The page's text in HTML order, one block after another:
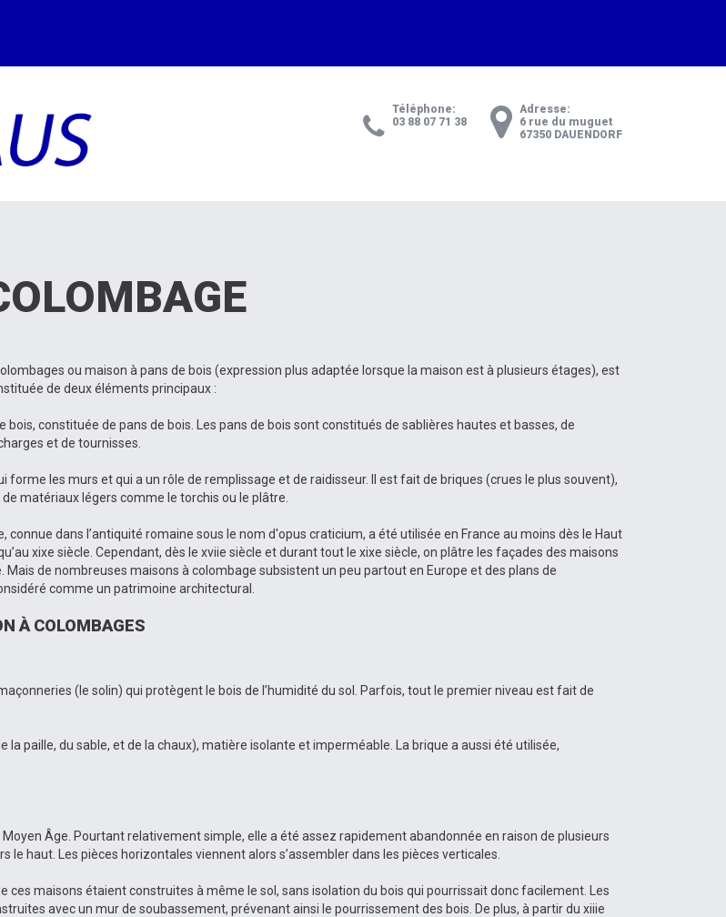
Téléphone:
03 88 07 71 38
Adresse:
6 rue du muguet
67350 DAUENDORF
ou maison à pans de bois (expression plus adaptée lorsque la maison est à plusieurs étages), est
de deux éléments principaux :
bois, constituée de pans de bois. Les pans de bois sont constitués de sablières hautes et basses, de
et de tournisses.
forme les murs et qui a un rôle de remplissage et de raidisseur. Il est fait de briques (crues le plus souvent),
matériaux légers comme le torchis ou le plâtre.
connue dans l’antiquité romaine sous le nom d'opus craticium, a été utilisée en France au moins dès le Haut
xixe siècle. Cependant, dès le xviie siècle et durant tout le xixe siècle, on plâtre les façades des maisons
de nombreuses maisons à colombage subsistent un peu partout en Europe et des plans de
comme un patrimoine architectural.
À COLOMBAGES
(le solin) qui protègent le bois de l’humidité du sol. Parfois, tout le premier niveau est fait de
paille, du sable, et de la chaux), matière isolante et imperméable. La brique a aussi été utilisée,
Âge. Pourtant relativement simple, elle a été assez rapidement abandonnée en raison de plusieurs
haut. Les pièces horizontales viennent alors s’assembler dans les pièces verticales.
ces maisons étaient construites à même le sol, sans isolation du bois qui pourrissait donc facilement. Les
avec un mur de soubassement, prévenant ainsi le pourrissement des bois. De plus, à partir du xiiie